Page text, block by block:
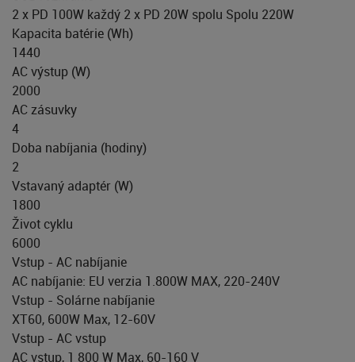
2 x PD 100W každý 2 x PD 20W spolu Spolu 220W
Kapacita batérie (Wh)
1440
AC výstup (W)
2000
AC zásuvky
4
Doba nabíjania (hodiny)
2
Vstavaný adaptér (W)
1800
Život cyklu
6000
Vstup - AC nabíjanie
AC nabíjanie: EU verzia 1.800W MAX, 220-240V
Vstup - Solárne nabíjanie
XT60, 600W Max, 12-60V
Vstup - AC vstup
AC vstup, 1 800 W Max, 60-160 V